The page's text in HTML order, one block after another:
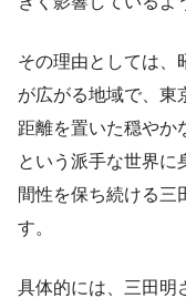
その理由としては、
が広がる地域で、東
距離を置いた穏やか
という派手な世界に
間性を保ち続ける三
す。
具体的には、三田明